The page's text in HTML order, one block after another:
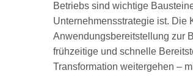
Betriebs sind wichtige
Unternehmensstrategie ist. Die
Anwendungsbereitstellung zur
frühzeitige und schnelle
Transformation weitergehen –